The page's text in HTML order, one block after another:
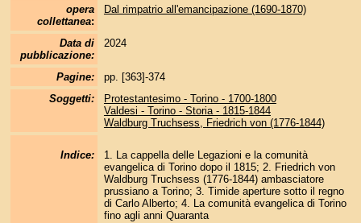
opera
collettanea:
Dal rimpatrio all'emancipazione (1690-1870)
Data di
pubblicazione:
2024
Pagine:
pp. [363]-374
Soggetti:
Protestantesimo - Torino - 1700-1800
Valdesi - Torino - Storia - 1815-1844
Waldburg Truchsess, Friedrich von (1776-1844)
Indice:
1. La cappella delle Legazioni e la comunità
evangelica di Torino dopo il 1815; 2. Friedrich von
Waldburg Truchsess (1776-1844) ambasciatore
prussiano a Torino; 3. Timide aperture sotto il regno
di Carlo Alberto; 4. La comunità evangelica di Torino
fino agli anni Quaranta